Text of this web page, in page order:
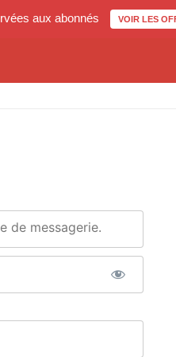
aux abonnés VOIR LES
de messagerie.